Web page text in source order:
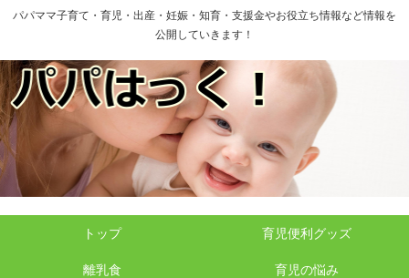
パパママ子育て・育児・出産・妊娠・知育・支援金やお役立ち情報など情報を
公開していきます！
トップ 育児便利グッズ
離乳食 育児の悩み